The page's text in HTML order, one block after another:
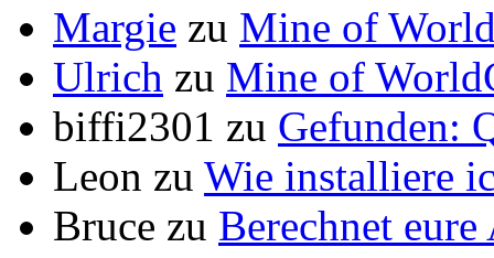
Margie zu Mine of
Ulrich zu Mine of
biffi2301 zu Gefunden:
Leon zu Wie installiere
Bruce zu Berechnet